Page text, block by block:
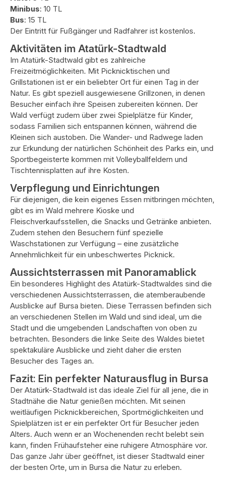
Minibus: 10 TL
Bus: 15 TL
Der Eintritt für Fußgänger und Radfahrer ist kostenlos.
Aktivitäten im Atatürk-Stadtwald
Im Atatürk-Stadtwald gibt es zahlreiche
Freizeitmöglichkeiten. Mit Picknicktischen und
Grillstationen ist er ein beliebter Ort für einen Tag in der
Natur. Es gibt speziell ausgewiesene Grillzonen, in denen
Besucher einfach ihre Speisen zubereiten können. Der
Wald verfügt zudem über zwei Spielplätze für Kinder,
sodass Familien sich entspannen können, während die
Kleinen sich austoben. Die Wander- und Radwege laden
zur Erkundung der natürlichen Schönheit des Parks ein, und
Sportbegeisterte kommen mit Volleyballfeldern und
Tischtennisplatten auf ihre Kosten.
Verpflegung und Einrichtungen
Für diejenigen, die kein eigenes Essen mitbringen möchten,
gibt es im Wald mehrere Kioske und
Fleischverkaufsstellen, die Snacks und Getränke anbieten.
Zudem stehen den Besuchern fünf spezielle
Waschstationen zur Verfügung – eine zusätzliche
Annehmlichkeit für ein unbeschwertes Picknick.
Aussichtsterrassen mit Panoramablick
Ein besonderes Highlight des Atatürk-Stadtwaldes sind die
verschiedenen Aussichtsterrassen, die atemberaubende
Ausblicke auf Bursa bieten. Diese Terrassen befinden sich
an verschiedenen Stellen im Wald und sind ideal, um die
Stadt und die umgebenden Landschaften von oben zu
betrachten. Besonders die linke Seite des Waldes bietet
spektakuläre Ausblicke und zieht daher die ersten
Besucher des Tages an.
Fazit: Ein perfekter Naturausflug in Bursa
Der Atatürk-Stadtwald ist das ideale Ziel für all jene, die in
Stadtnähe die Natur genießen möchten. Mit seinen
weitläufigen Picknickbereichen, Sportmöglichkeiten und
Spielplätzen ist er ein perfekter Ort für Besucher jeden
Alters. Auch wenn er an Wochenenden recht belebt sein
kann, finden Frühaufsteher eine ruhigere Atmosphäre vor.
Das ganze Jahr über geöffnet, ist dieser Stadtwald einer
der besten Orte, um in Bursa die Natur zu erleben.